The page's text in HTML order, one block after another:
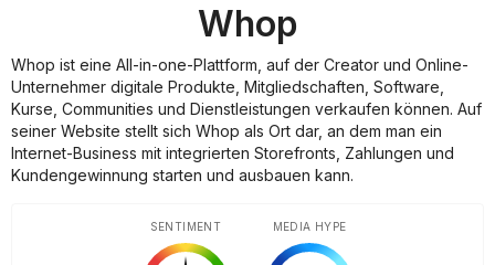
Whop
Whop ist eine All-in-one-Plattform, auf der Creator und Online-
Unternehmer digitale Produkte, Mitgliedschaften, Software,
Kurse, Communities und Dienstleistungen verkaufen können. Auf
seiner Website stellt sich Whop als Ort dar, an dem man ein
Internet-Business mit integrierten Storefronts, Zahlungen und
Kundengewinnung starten und ausbauen kann.
SENTIMENT MEDIA HYPE